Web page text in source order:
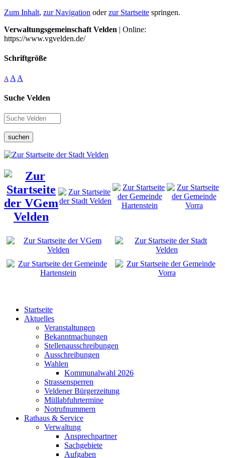
Zum Inhalt, zur Navigation oderzur Startseite springen.
Verwaltungsgemeinschaft Velden | Online:
https://www.vgvelden.de/
Schriftgröße
A A A
Suche Velden
suchen
Startseite
Aktuelles
Veranstaltungen
Bekanntmachungen
Stellenausschreibungen
Ausschreibungen
Wahlen
Kommunalwahl 2026
Strassensperren
Veldener Bürgerzeitung
Müllabfuhrtermine
Notrufnummern
Rathaus & Service
Verwaltung
Ansprechpartner
Sachgebiete
Aufgaben